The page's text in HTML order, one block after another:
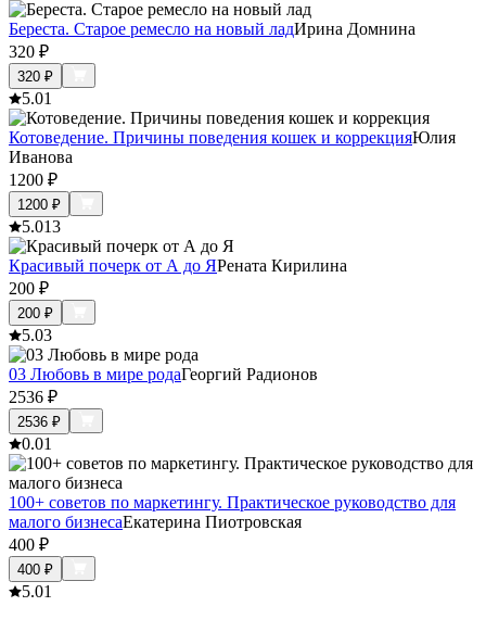
Береста. Старое ремесло на новый ладИрина Домнина
320 ₽
320 ₽
5.01
Котоведение. Причины поведения кошек и коррекцияЮлия
Иванова
1200 ₽
1200 ₽
5.013
Красивый почерк от А до ЯРената Кирилина
200 ₽
200 ₽
5.03
03 Любовь в мире родаГеоргий Радионов
2536 ₽
2536 ₽
0.01
100+ советов по маркетингу. Практическое руководство для
малого бизнесаЕкатерина Пиотровская
400 ₽
400 ₽
5.01